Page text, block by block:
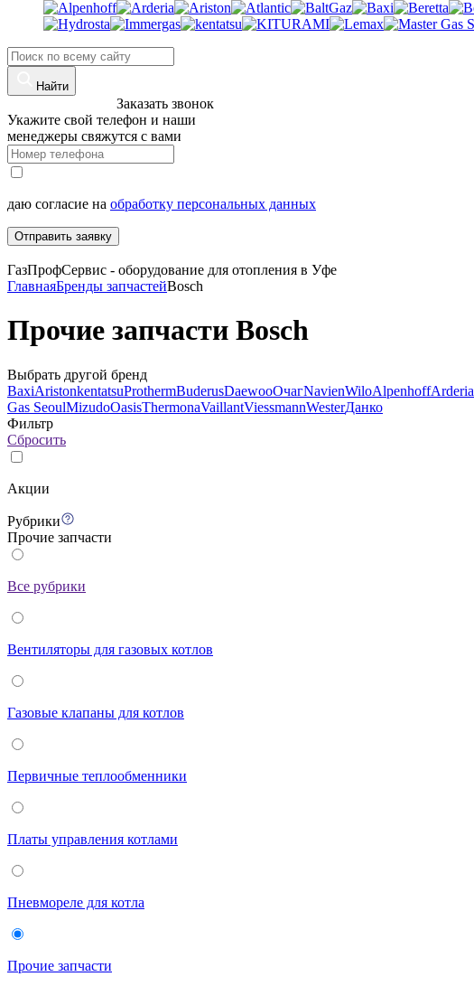
Найти
Заказать звонок
Укажите свой телефон и наши
менеджеры свяжутся с вами
даю согласие на обработку персональных данных
Отправить заявку
ГазПрофСервис - оборудование для отопления в Уфе
ГлавнаяБренды запчастейBosch
Прочие запчасти Bosch
Выбрать другой бренд
BaxiAristonkentatsuProthermBuderusDaewooОчагNavienWiloAlpenhoffArderia
Gas SeoulMizudoOasisThermonaVaillantViessmannWesterДанко
Фильтр
Сбросить
Акции
Рубрики
Прочие запчасти
Все рубрики
Вентиляторы для газовых котлов
Газовые клапаны для котлов
Первичные теплообменники
Платы управления котлами
Пневмореле для котла
Прочие запчасти